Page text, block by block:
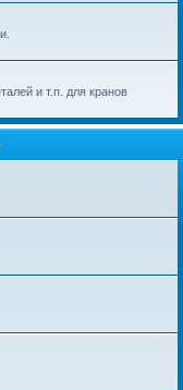
и т.п. для кранов